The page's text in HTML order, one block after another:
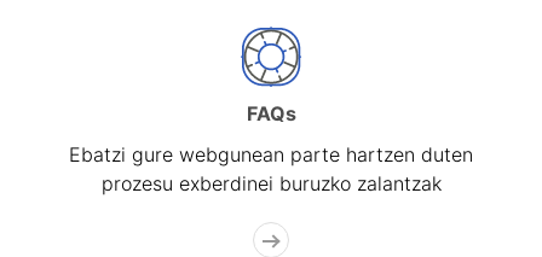
FAQs
Ebatzi gure webgunean parte hartzen duten
prozesu exberdinei buruzko zalantzak